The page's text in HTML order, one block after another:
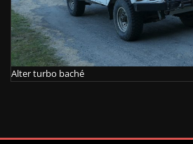
Alter turbo baché